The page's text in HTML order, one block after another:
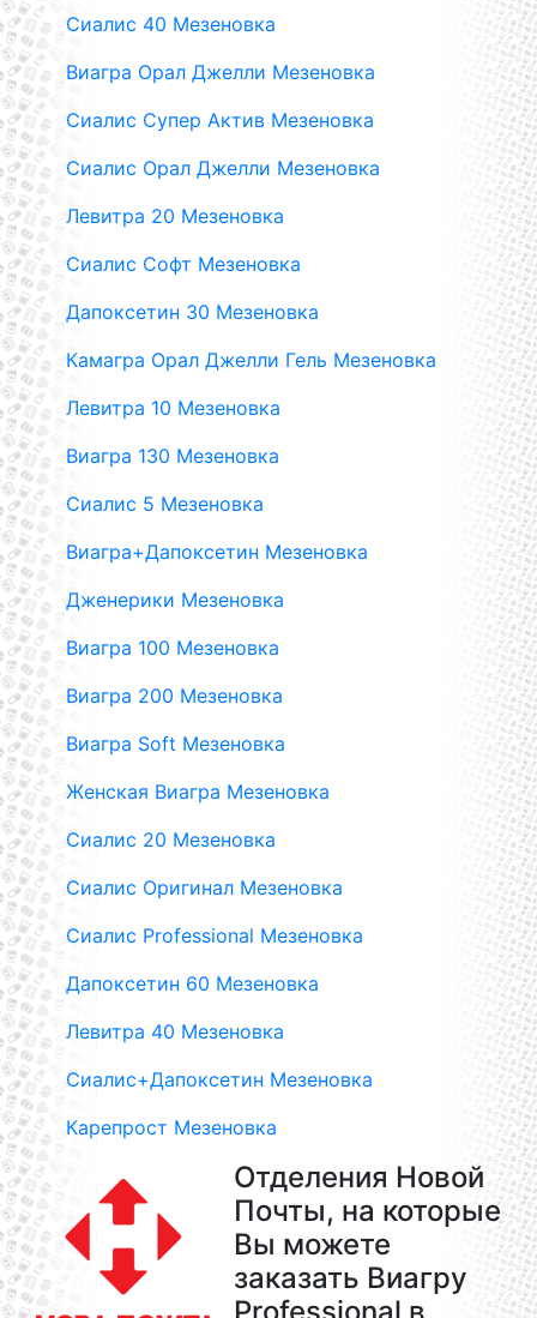
Сиалис 40 Мезеновка
Виагра Орал Джелли Мезеновка
Сиалис Супер Актив Мезеновка
Сиалис Орал Джелли Мезеновка
Левитра 20 Мезеновка
Сиалис Софт Мезеновка
Дапоксетин 30 Мезеновка
Камагра Орал Джелли Гель Мезеновка
Левитра 10 Мезеновка
Виагра 130 Мезеновка
Сиалис 5 Мезеновка
Виагра+Дапоксетин Мезеновка
Дженерики Мезеновка
Виагра 100 Мезеновка
Виагра 200 Мезеновка
Виагра Soft Мезеновка
Женская Виагра Мезеновка
Сиалис 20 Мезеновка
Сиалис Оригинал Мезеновка
Сиалис Professional Мезеновка
Дапоксетин 60 Мезеновка
Левитра 40 Мезеновка
Сиалис+Дапоксетин Мезеновка
Карепрост Мезеновка
Отделения Новой
Почты, на которые
Вы можете
заказать Виагру